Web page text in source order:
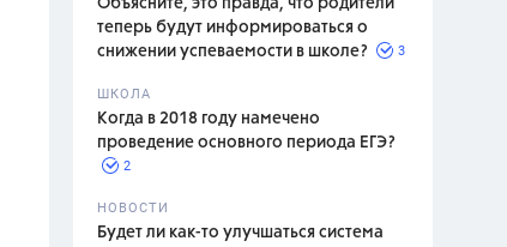
Объясните, это правда, что родители
теперь будут информироваться о
снижении успеваемости в школе?
3
ШКОЛА
Когда в 2018 году намечено
проведение основного периода ЕГЭ?
2
НОВОСТИ
Будет ли как-то улучшаться система